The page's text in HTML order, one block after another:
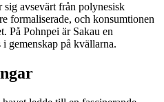
avsevärt från polynesisk
formaliserade, och konsumtionen
På Pohnpei är Sakau en
i gemenskap på kvällarna.